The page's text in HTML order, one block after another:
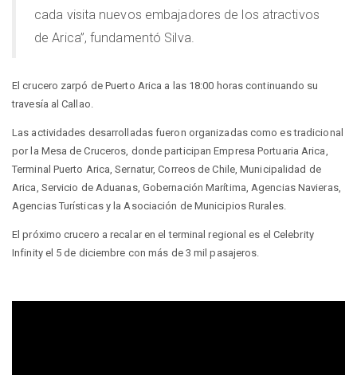
cada visita nuevos embajadores de los atractivos
de Arica”, fundamentó Silva.
El crucero zarpó de Puerto Arica a las 18:00 horas continuando su
travesía al Callao.
Las actividades desarrolladas fueron organizadas como es tradicional
por la Mesa de Cruceros, donde participan Empresa Portuaria Arica,
Terminal Puerto Arica, Sernatur, Correos de Chile, Municipalidad de
Arica, Servicio de Aduanas, Gobernación Marítima, Agencias Navieras,
Agencias Turísticas y la Asociación de Municipios Rurales.
El próximo crucero a recalar en el terminal regional es el Celebrity
Infinity el 5 de diciembre con más de 3 mil pasajeros.